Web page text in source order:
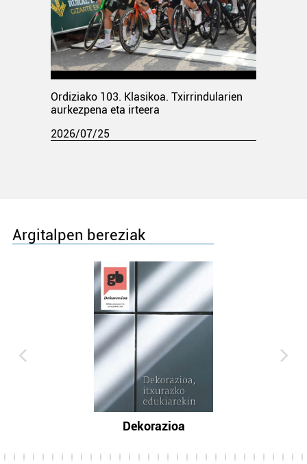
Ordiziako 103. Klasikoa. Txirrindularien
aurkezpena eta irteera
2026/07/25
Argitalpen bereziak
Dekorazioa